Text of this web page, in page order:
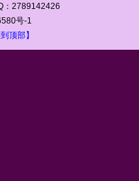
：2789142426
号-1
到顶部】